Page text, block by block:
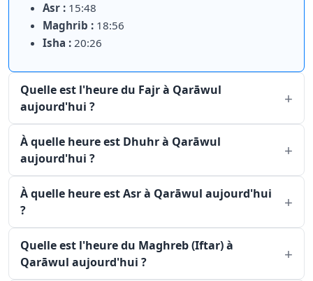
Asr : 15:48
Maghrib : 18:56
Isha : 20:26
Quelle est l'heure du Fajr à Qarāwul
aujourd'hui ?
À quelle heure est Dhuhr à Qarāwul
aujourd'hui ?
À quelle heure est Asr à Qarāwul aujourd'hui
?
Quelle est l'heure du Maghreb (Iftar) à
Qarāwul aujourd'hui ?